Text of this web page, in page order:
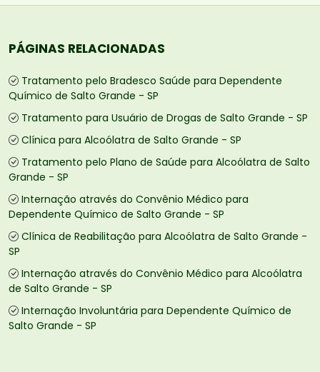
PÁGINAS RELACIONADAS
Tratamento pelo Bradesco Saúde para Dependente
Químico de Salto Grande - SP
Tratamento para Usuário de Drogas de Salto Grande - SP
Clínica para Alcoólatra de Salto Grande - SP
Tratamento pelo Plano de Saúde para Alcoólatra de Salto
Grande - SP
Internação através do Convênio Médico para
Dependente Químico de Salto Grande - SP
Clínica de Reabilitação para Alcoólatra de Salto Grande -
SP
Internação através do Convênio Médico para Alcoólatra
de Salto Grande - SP
Internação Involuntária para Dependente Químico de
Salto Grande - SP